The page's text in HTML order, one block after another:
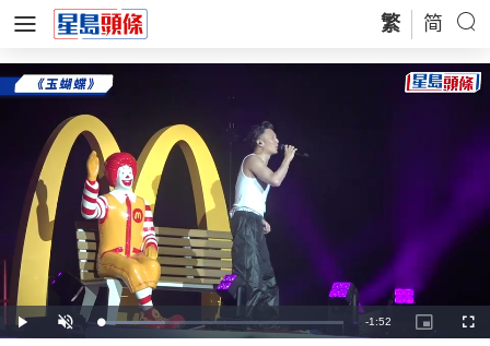
繁 简
Play Unmute Loaded:
27.44%
Remaining
-1:52
Picture-
in-